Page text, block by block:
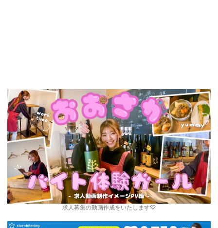
求人募集の動画作成をいたします♡